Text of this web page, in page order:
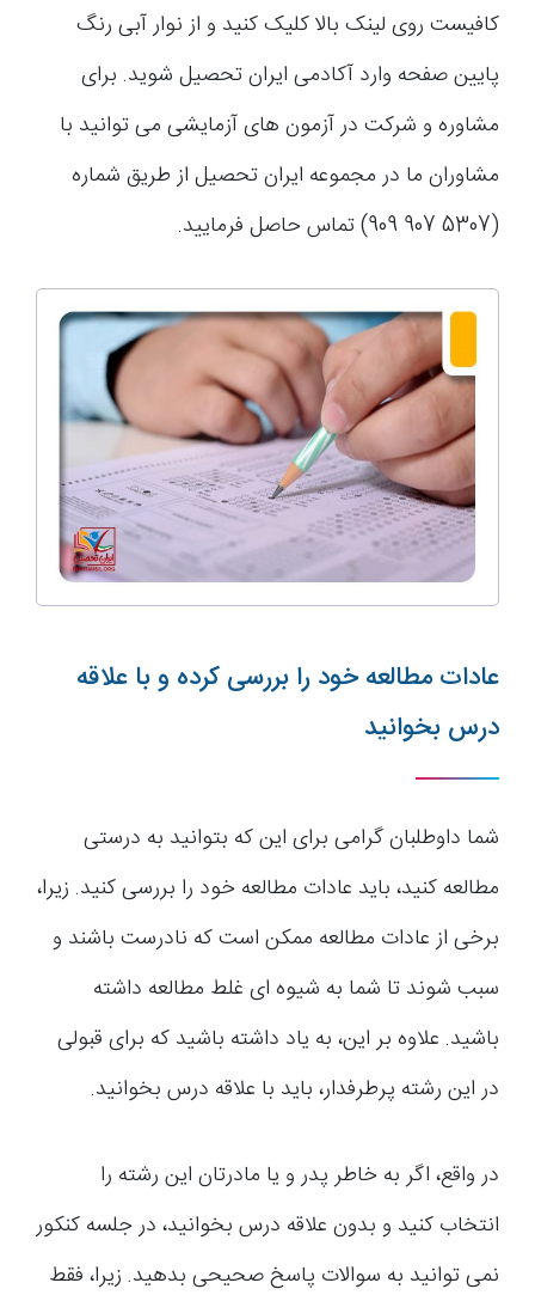
کافیست روی لینک بالا کلیک کنید و از نوار آبی رنگ
پایین صفحه وارد آکادمی ایران تحصیل شوید. برای
مشاوره و شرکت در آزمون های آزمایشی می توانید با
مشاوران ما در مجموعه ایران تحصیل از طریق شماره
(5307 907 909) تماس حاصل فرمایید.
عادات مطالعه خود را بررسی کرده و با علاقه
درس بخوانید
شما داوطلبان گرامی برای این که بتوانید به درستی
مطالعه کنید، باید عادات مطالعه خود را بررسی کنید. زیرا،
برخی از عادات مطالعه ممکن است که نادرست باشند و
سبب شوند تا شما به شیوه ای غلط مطالعه داشته
باشید. علاوه بر این، به یاد داشته باشید که برای قبولی
در این رشته پرطرفدار، باید با علاقه درس بخوانید.
در واقع، اگر به خاطر پدر و یا مادرتان این رشته را
انتخاب کنید و بدون علاقه درس بخوانید، در جلسه کنکور
نمی توانید به سوالات پاسخ صحیحی بدهید. زیرا، فقط